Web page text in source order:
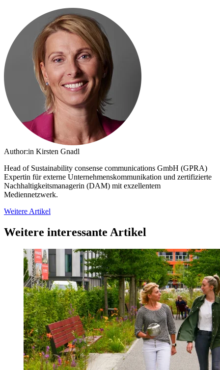
Author:in Kirsten Gnadl
Head of Sustainability consense communications GmbH (GPRA)
Expertin für externe Unternehmenskommunikation und zertifizierte
Nachhaltigkeitsmanagerin (DAM) mit exzellentem
Mediennetzwerk.
Weitere Artikel
Weitere interessante Artikel